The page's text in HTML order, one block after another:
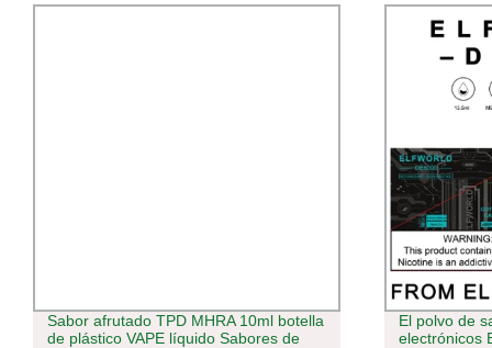
Sabor afrutado TPD MHRA 10ml botella
de plástico VAPE líquido Sabores de
El polvo de
electrónicos